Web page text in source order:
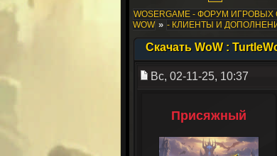
WOSERGAME - ФОРУМ ИГРОВЫХ
WOW » - КЛИЕНТЫ И
Скачать WoW :
Вс, 02-11-25, 10:37
Присяжный